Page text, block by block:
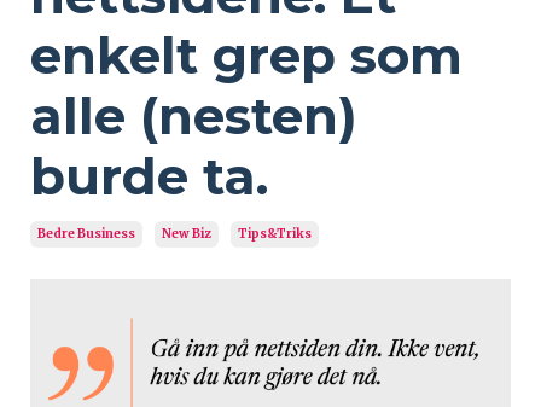
enkelt grep som
alle (nesten)
burde ta.
Bedre Business New Biz Tips&triks